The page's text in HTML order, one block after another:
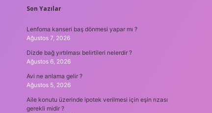
SIDEBAR
Son Yazılar
Lenfoma kanseri baş dönmesi yapar mı ?
Ağustos 7, 2026
Dizde bağ yırtılması belirtileri nelerdir ?
Ağustos 6, 2026
Avi ne anlama gelir ?
Ağustos 5, 2026
Aile konutu üzerinde ipotek verilmesi için eşin rızası
gerekli midir ?
vdcasino güncel giriş